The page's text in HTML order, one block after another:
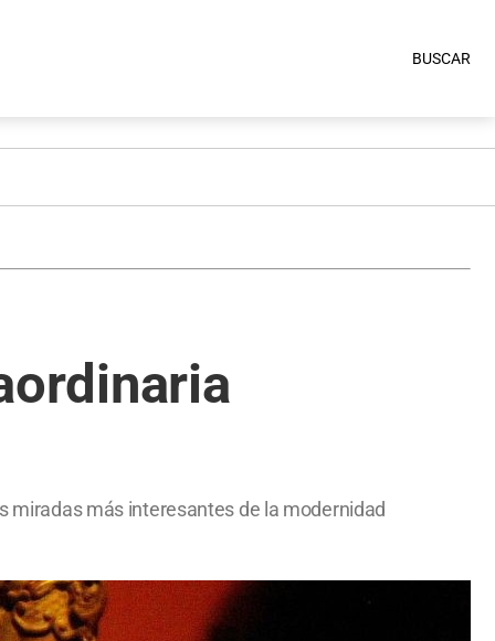
BUSCAR
miradas más interesantes de la modernidad